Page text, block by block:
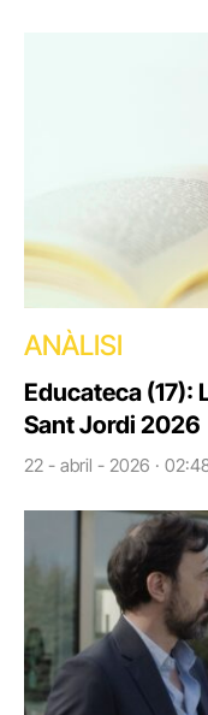
ANÀLISI
Educateca (17):
Sant Jordi 2026
22 - abril - 2026 ·